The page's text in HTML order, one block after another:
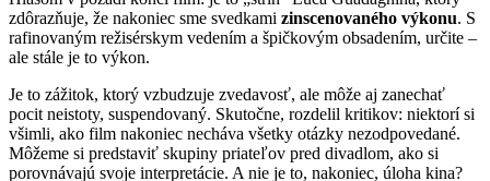
zdôrazňuje, že nakoniec sme svedkami zinscenovaného výkonu. S
rafinovaným režisérskym vedením a špičkovým obsadením, určite –
ale stále je to výkon.
Je to zážitok, ktorý vzbudzuje zvedavosť, ale môže aj zanechať
pocit neistoty, suspendovaný. Skutočne, rozdelil kritikov: niektorí si
všimli, ako film nakoniec necháva všetky otázky nezodpovedané.
Môžeme si predstaviť skupiny priateľov pred divadlom, ako si
porovnávajú svoje interpretácie. A nie je to, nakoniec, úloha kina?